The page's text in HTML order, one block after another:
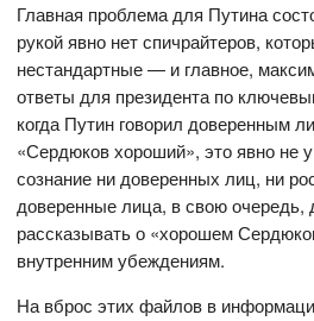
Главная проблема для Путина
рукой явно нет спичрайтеров,
нестандартные — и главное,
ответы для президента по
когда Путин говорил доверенным
«Сердюков хороший», это явно не
сознание ни доверенных лиц, ни
доверенные лица, в свою очередь,
рассказывать о «хорошем
внутренним убеждениям.
На вброс этих файлов в